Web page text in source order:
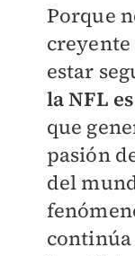
Porque
creyente
estar
la NFL
que
pasión
del